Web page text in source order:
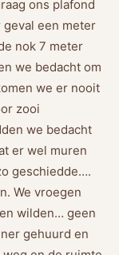
ons plafond
een meter
nok 7 meter
we bedacht om
we er nooit
zooi
we bedacht
er wel muren
geschiedde….
We vroegen
wilden… geen
gehuurd en